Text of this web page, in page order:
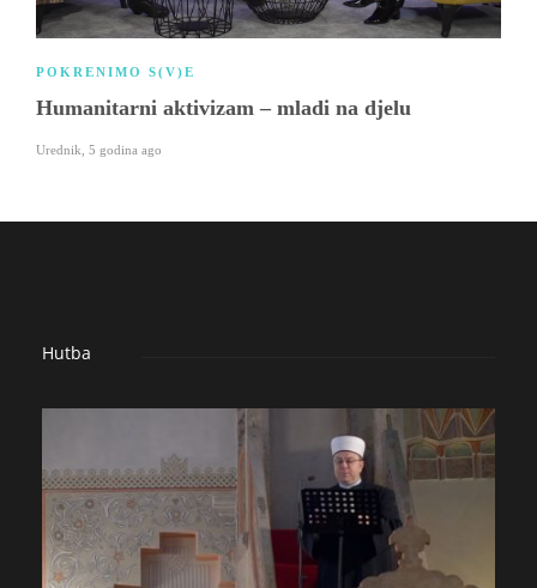
POKRENIMO S(V)E
Humanitarni aktivizam – mladi na djelu
Urednik 5 godina ago
Hutba